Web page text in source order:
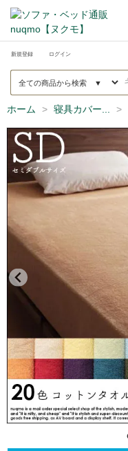
新規登録 ログイン
ホーム 寝具カバー...